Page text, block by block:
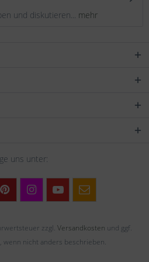
und diskutieren... mehr
uns unter:
zzgl. Versandkosten und ggf.
wenn nicht anders beschrieben.